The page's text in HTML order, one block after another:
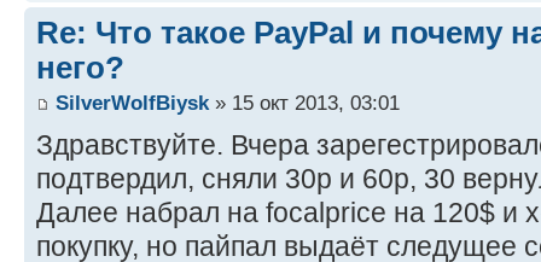
Re: Что такое PayPal и почему
него?
SilverWolfBiysk» 15 окт 2013, 03:01
Здравствуйте. Вчера
подтвердил, сняли 30р и 60р, 30
Далее набрал на focalprice на 120$ и
покупку, но пайпал выдаёт следущее